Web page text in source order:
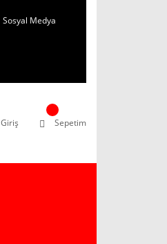
Sosyal Medya
Giriş Sepetim